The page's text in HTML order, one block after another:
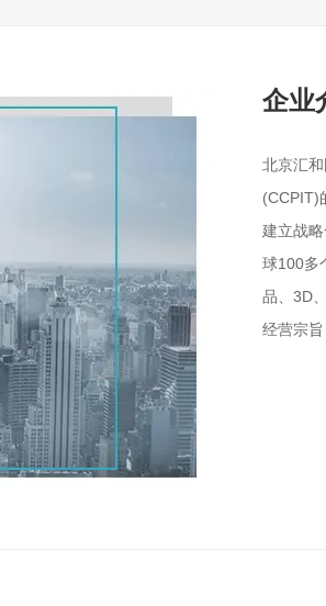
企业
北京汇
(CCPIT)
建立战
球100多
品、3D
经营宗